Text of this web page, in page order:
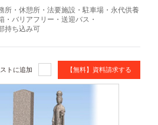
所 ・ 休憩所 ・ 法要施設 ・ 駐車場 ・ 永代供養
・ バリアフリー ・ 送迎バス ・
持ち込み可
トに追加 【無料】資料請求する